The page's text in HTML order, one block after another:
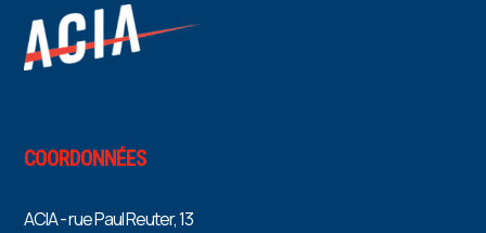
COORDONNÉES
ACIA - rue Paul Reuter, 13